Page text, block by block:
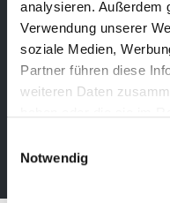
analysieren. Außerdem
Verwendung unserer
soziale Medien,
Partner führen diese
weiteren Daten
Notwendig
Newsletter
Bleibe über unsere
im Voraus nützliche
Newsletter